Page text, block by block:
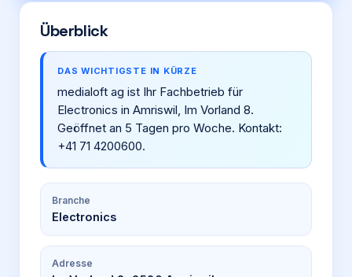
Überblick
DAS WICHTIGSTE IN KÜRZE
medialoft ag ist Ihr Fachbetrieb für
Electronics in Amriswil, Im Vorland 8.
Geöffnet an 5 Tagen pro Woche. Kontakt:
+41 71 4200600.
Branche
Electronics
Adresse